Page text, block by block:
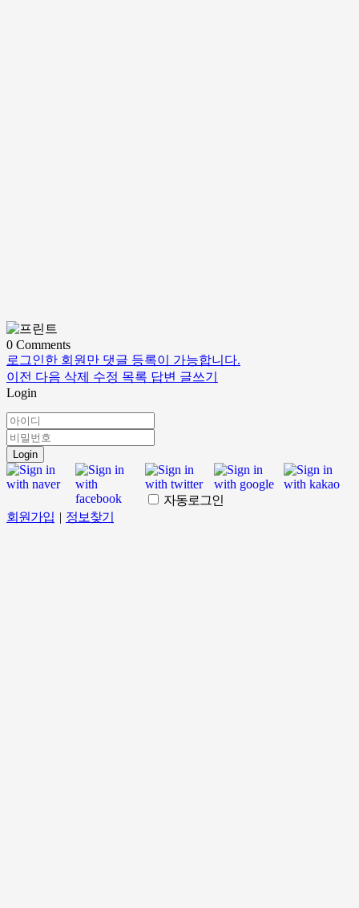
0 Comments
로그인한 회원만 댓글 등록이 가능합니다.
이전 다음 삭제 수정 목록 답변 글쓰기
Login
Login
자동로그인
회원가입 | 정보찾기